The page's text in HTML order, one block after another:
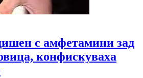
с амфетамини зад
конфискуваха